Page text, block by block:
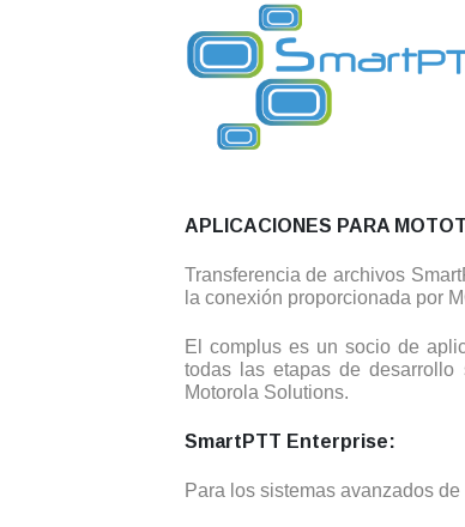
APLICACIONES PARA
Transferencia de archivos
la conexión proporcionada por
El complus es un socio de
todas las etapas de
Motorola Solutions.
SmartPTT Enterprise:
Para los sistemas avanzados